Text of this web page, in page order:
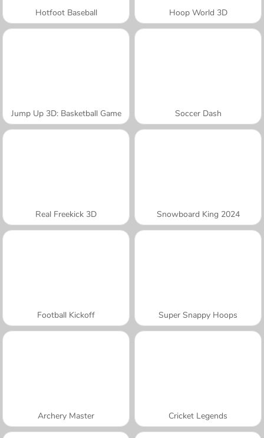
Hotfoot Baseball Hoop World 3D
Jump Up 3D: Basketball Game Soccer Dash
Real Freekick 3D Snowboard King 2024
Football Kickoff Super Snappy Hoops
Archery Master Cricket Legends